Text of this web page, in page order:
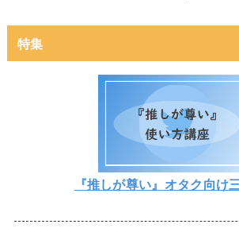
特集
『推しが尊い』オタク向け